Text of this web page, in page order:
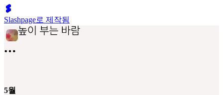
Slashpage로 제작됨
5월